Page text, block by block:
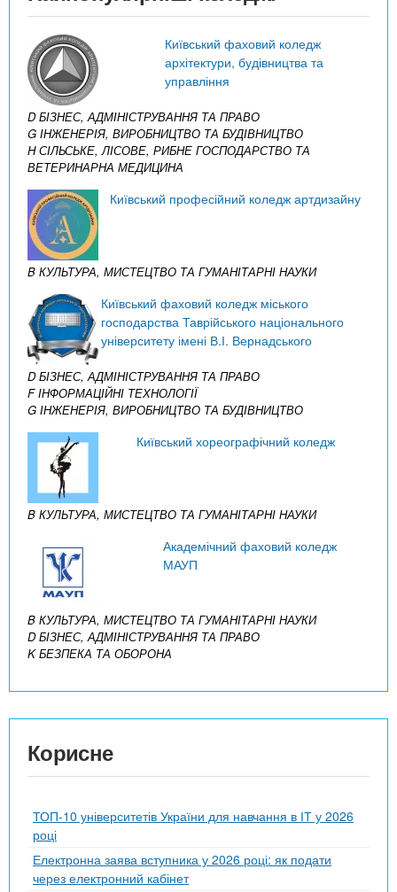
Київський фаховий коледж
архітектури, будівництва та
управління
D БІЗНЕС, АДМІНІСТРУВАННЯ ТА ПРАВО
G ІНЖЕНЕРІЯ, ВИРОБНИЦТВО ТА БУДІВНИЦТВО
H СІЛЬСЬКЕ, ЛІСОВЕ, РИБНЕ ГОСПОДАРСТВО ТА
ВЕТЕРИНАРНА МЕДИЦИНА
Київський професійний коледж артдизайну
B КУЛЬТУРА, МИСТЕЦТВО ТА ГУМАНІТАРНІ НАУКИ
Київський фаховий коледж міського
господарства Таврійського національного
університету імені В.І. Вернадського
D БІЗНЕС, АДМІНІСТРУВАННЯ ТА ПРАВО
F ІНФОРМАЦІЙНІ ТЕХНОЛОГІЇ
G ІНЖЕНЕРІЯ, ВИРОБНИЦТВО ТА БУДІВНИЦТВО
Київський хореографічний коледж
B КУЛЬТУРА, МИСТЕЦТВО ТА ГУМАНІТАРНІ НАУКИ
Академічний фаховий коледж
МАУП
B КУЛЬТУРА, МИСТЕЦТВО ТА ГУМАНІТАРНІ НАУКИ
D БІЗНЕС, АДМІНІСТРУВАННЯ ТА ПРАВО
K БЕЗПЕКА ТА ОБОРОНА
Корисне
ТОП-10 університетів України для навчання в ІТ у 2026
році
Електронна заява вступника у 2026 році: як подати
через електронний кабінет